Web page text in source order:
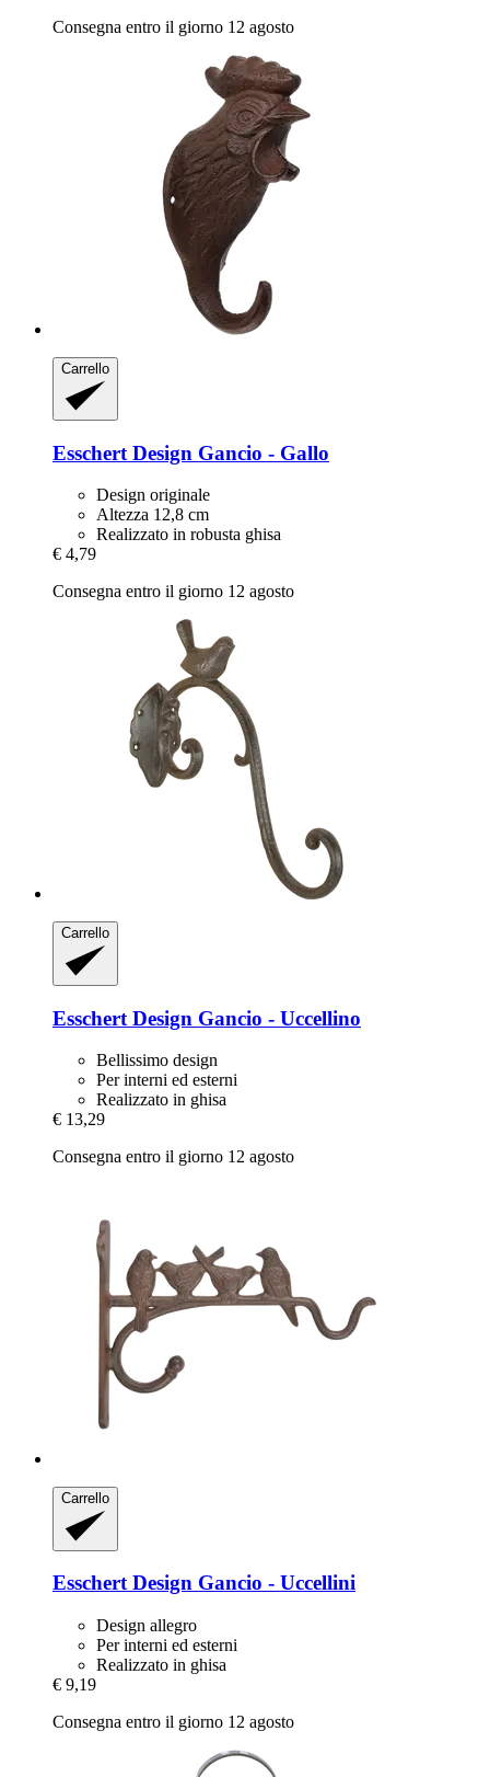
Consegna entro il giorno 12 agosto
Carrello
Esschert Design Gancio -​ Gallo
Design originale
Altezza 12,8 cm
Realizzato in robusta ghisa
€ 4,79
Consegna entro il giorno 12 agosto
Carrello
Esschert Design Gancio -​ Uccellino
Bellissimo design
Per interni ed esterni
Realizzato in ghisa
€ 13,29
Consegna entro il giorno 12 agosto
Carrello
Esschert Design Gancio -​ Uccellini
Design allegro
Per interni ed esterni
Realizzato in ghisa
€ 9,19
Consegna entro il giorno 12 agosto